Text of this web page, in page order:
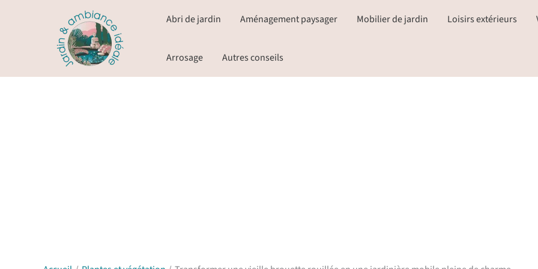
Abri de jardin Aménagement paysager Mobilier de jardin Loisirs extérieurs
Arrosage Autres conseils